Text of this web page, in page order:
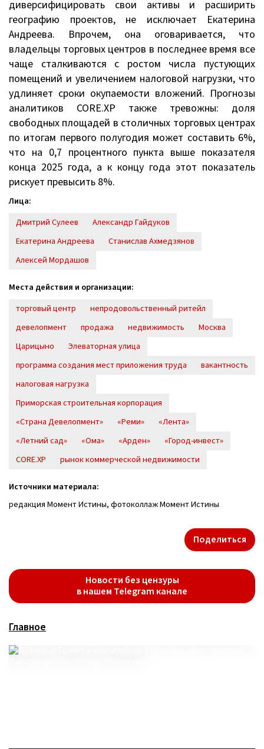
диверсифицировать свои активы и расширить
географию проектов, не исключает Екатерина
Андреева. Впрочем, она оговаривается, что
владельцы торговых центров в последнее время все
чаще сталкиваются с ростом числа пустующих
помещений и увеличением налоговой нагрузки, что
удлиняет сроки окупаемости вложений. Прогнозы
аналитиков CORE.XP также тревожны: доля
свободных площадей в столичных торговых центрах
по итогам первого полугодия может составить 6%,
что на 0,7 процентного пункта выше показателя
конца 2025 года, а к концу года этот показатель
рискует превысить 8%.
Лица:
Дмитрий Сулеев
Александр Гайдуков
Екатерина Андреева
Станислав Ахмедзянов
Алексей Мордашов
Места действия и организации:
торговый центр
непродовольственный ритейл
девелопмент
продажа недвижимость
Москва
Царицыно
Элеваторная улица
программа создания мест приложения труда
вакантность
налоговая нагрузка
Приморская строительная корпорация
«Страна Девелопмент»
«Реми»
«Лента»
«Летний сад»
«Ома» «Арден»
«Город-инвест»
CORE.XP
рынок коммерческой недвижимости
Источники материала:
редакция Момент Истины, фотоколлаж Момент Истины
Поделиться
Новости без цензуры
в нашем Telegram канале
Главное